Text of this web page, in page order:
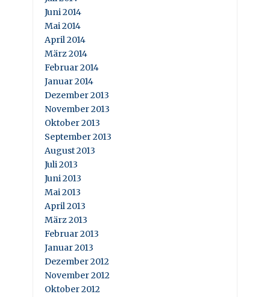
Juni 2014
Mai 2014
April 2014
März 2014
Februar 2014
Januar 2014
Dezember 2013
November 2013
Oktober 2013
September 2013
August 2013
Juli 2013
Juni 2013
Mai 2013
April 2013
März 2013
Februar 2013
Januar 2013
Dezember 2012
November 2012
Oktober 2012